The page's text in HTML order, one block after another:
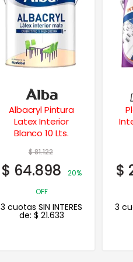
Plavipint Latex
Interior-Exterior 4
Lts.
$30.587
$ 24.470
20%
OFF
3 cuotas SIN INTERES
de:$ 8.157
$
3